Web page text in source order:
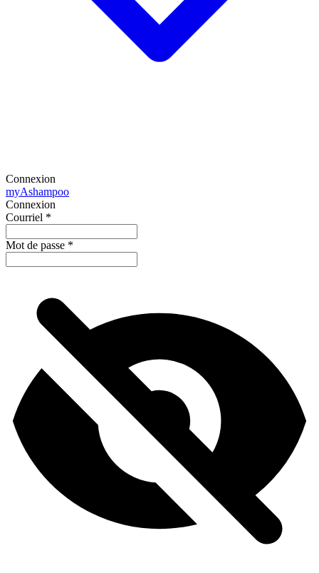
Connexion
myAshampoo
Connexion
Courriel *
Mot de passe *